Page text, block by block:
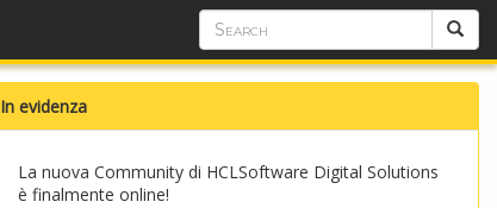
In evidenza
La nuova Community di HCLSoftware Digital Solutions
è finalmente online!